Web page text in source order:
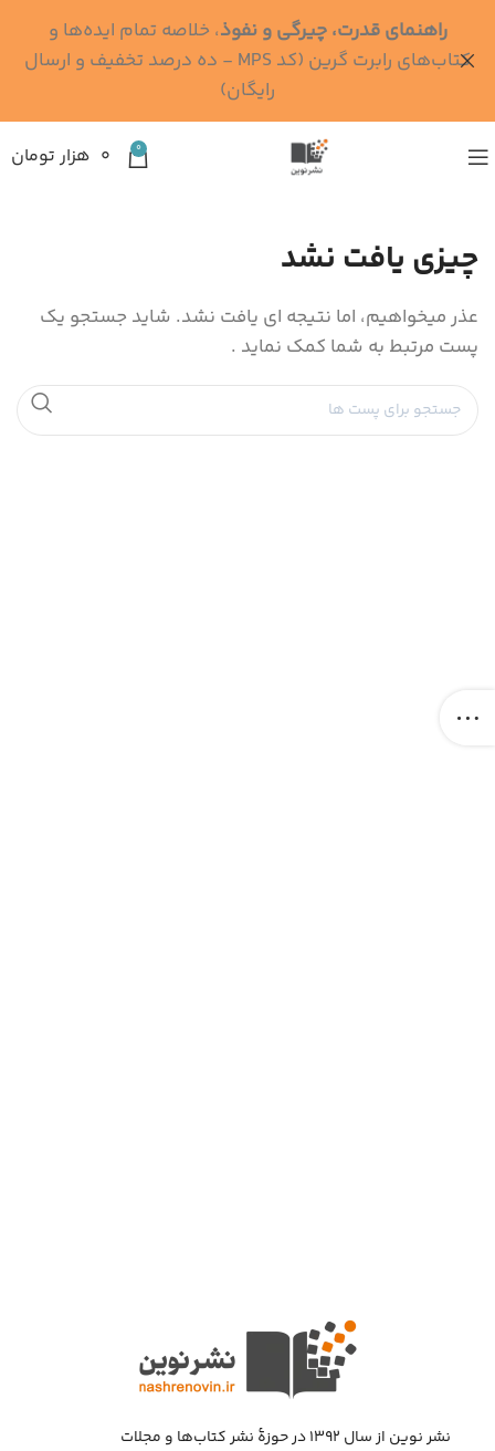
0 ۰ هزار تومان
چیزی یافت نشد
عذر میخواهیم، اما نتیجه ای یافت نشد. شاید جستجو یک
پست مرتبط به شما کمک نماید .
نشر نوین از سال ۱۳۹۲ در حوزهٔ نشر کتاب‌ها و مجلات
راهنمای قدرت، چیرگی و نفوذ، خلاصه تمام ایده‌ها و
کتاب‌های رابرت گرین (کد MPS - ده درصد تخفیف و ارسال
رایگان)